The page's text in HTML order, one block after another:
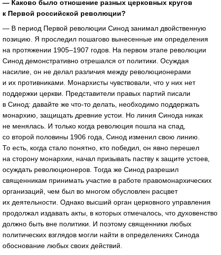
— Каково было отношение разных церковных кругов
к Первой российской революции?
— В период Первой революции Синод занимал двойственную
позицию. Я проследил пошагово вынесенные им определения
на протяжении 1905–1907 годов. На первом этапе революции
Синод демонстративно отрешался от политики. Осуждая
насилие, он не делал различия между революционерами
и их противниками. Монархисты чувствовали, что у них нет
поддержки церкви. Представители правых партий писали
в Синод: давайте же что-то делать, необходимо поддержать
монархию, защищать древние устои. Но линия Синода никак
не менялась. И только когда революция пошла на спад,
со второй половины 1906 года, Синод изменил свою линию.
То есть, когда стало понятно, кто победил, он явно перешел
на сторону монархии, начал призывать паству к защите устоев,
осуждать революционеров. Тогда же Синод разрешил
священникам принимать участие в работе правомонархических
организаций, чем был во многом обусловлен расцвет
их деятельности. Однако высший орган церковного управления
продолжал издавать акты, в которых отмечалось, что духовенство
должно быть вне политики. И поэтому священники любых
политических взглядов могли найти в определениях Синода
обоснование любых своих действий.